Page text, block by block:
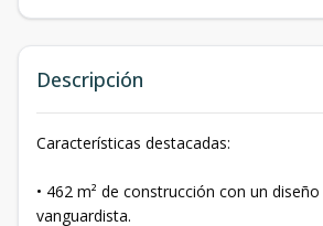
Descripción
Características destacadas:
• 462 m² de construcción con un
vanguardista.